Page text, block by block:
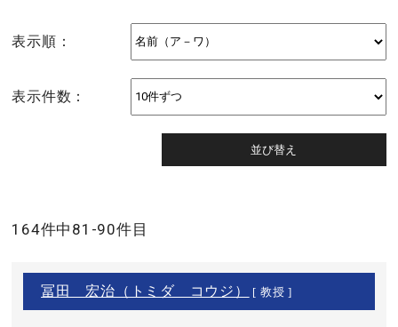
表示順：
表示件数：
164件中81-90件目
冨田 宏治（トミダ コウジ） [ 教授 ]